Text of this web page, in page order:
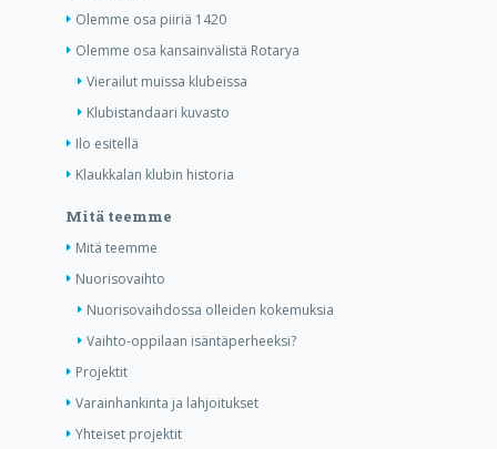
Olemme osa piiriä 1420
Olemme osa kansainvälistä Rotarya
Vierailut muissa klubeissa
Klubistandaari kuvasto
Ilo esitellä
Klaukkalan klubin historia
Mitä teemme
Mitä teemme
Nuorisovaihto
Nuorisovaihdossa olleiden kokemuksia
Vaihto-oppilaan isäntäperheeksi?
Projektit
Varainhankinta ja lahjoitukset
Yhteiset projektit